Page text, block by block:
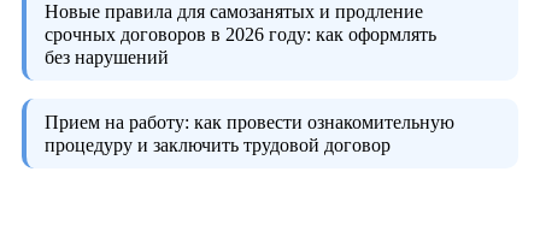
Новые правила для самозанятых и продление
срочных договоров в 2026 году: как оформлять
без нарушений
Прием на работу: как провести ознакомительную
процедуру и заключить трудовой договор